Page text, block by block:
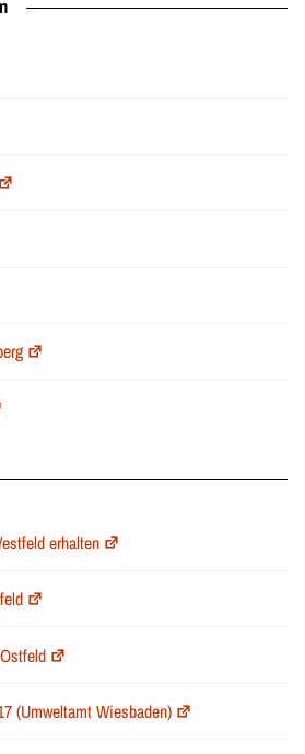
erhalten
(Umweltamt Wiesbaden)